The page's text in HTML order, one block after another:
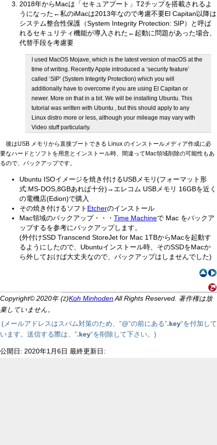
2018年からMacは「セキュアブート」T2チップを搭載されるよ
うになった←私のiMacは2013年なので考慮不要El Capitan以降は
システム整合性保護（System Integrity Protection: SIP）と呼ば
れるセキュリティ機能が導入された←起動に問題があった場合、
代替手段を考慮要
I used MacOS Mojave, which is the latest version of macOS at the
time of writing. Recently Apple introduced a ‘security feature’
called ‘SIP’ (System Integrity Protection) which you will
additionally have to overcome if you are using El Capitan or
newer. More on that in a bit. We will be installing Ubuntu. This
tutorial was written with Ubuntu , but this should apply to any
Linux distro more or less, although your mileage may vary with
Video stuff particularly.
後はUSB メモリから直接ブートできる Linux のインストールメディア作成に必
要なハードとソフトを用意とインストール時、間違ってMac領域削除の可能性もあ
るので、バックアップです。
Ubuntu ISOイメージを焼き付けるUSBメモリ(フォーマット形
式:MS-DOS,8GBあれば十分)→エレコム USBメモリ 16GBを近く
の電機店(Edion)で購入
その焼き付けるソフト Etcherのインストール
Mac領域のバックアップ・・・ Time Machineで Mac をバックア
ップするを参考にバックアップします。
(外付けSSD Transcend StoreJet for Mac 1TBからMacを起動す
るようにしたので、Ubuntuインストール時、そのSSDをMacか
ら外しておけば大丈夫なので、バックアップはしませんでした)
Copyright© 2020年 (Z)Koh Minhoden All Rights Reserved. 著作権は放
棄していません。
(メールアドレスはスパム対策のため、”@”の前にある”.key“を付加して
います。送信する際は、”.key“を削除して下さい。)
公開日: 2020年1月6日 最終更新日: